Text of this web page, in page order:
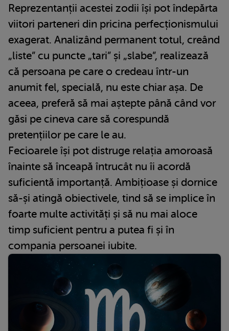
Reprezentanții acestei zodii își pot îndepărta
viitori parteneri din pricina perfecționismului
exagerat. Analizând permanent totul, creând
„liste” cu puncte „tari” și „slabe”, realizează
că persoana pe care o credeau într-un
anumit fel, specială, nu este chiar așa. De
aceea, preferă să mai aștepte până când vor
găsi pe cineva care să corespundă
pretențiilor pe care le au.
Fecioarele își pot distruge relația amoroasă
înainte să înceapă întrucât nu îi acordă
suficientă importanță. Ambițioase și dornice
să-și atingă obiectivele, tind să se implice în
foarte multe activități și să nu mai aloce
timp suficient pentru a putea fi și în
compania persoanei iubite.